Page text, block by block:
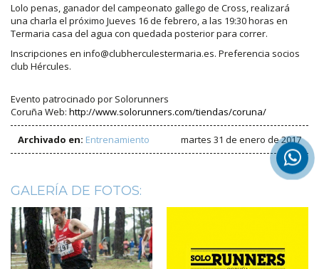
Lolo penas, ganador del campeonato gallego de Cross, realizará
una charla el próximo Jueves 16 de febrero, a las 19:30 horas en
Termaria casa del agua con quedada posterior para correr.
Inscripciones en info@clubherculestermaria.es. Preferencia socios
club Hércules.
Evento patrocinado por Solorunners
Coruña Web: http://www.solorunners.com/tiendas/coruna/
Archivado en: Entrenamiento martes 31 de enero de 2017
GALERÍA DE FOTOS: